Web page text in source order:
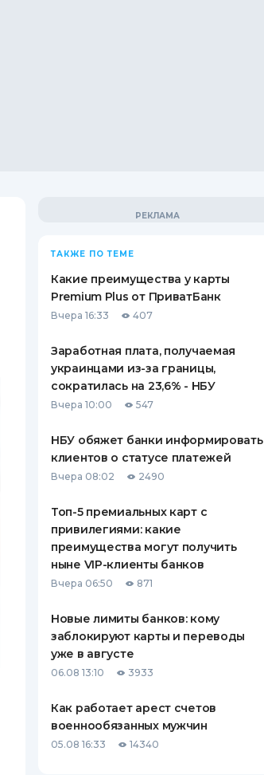
ТАКЖЕ ПО ТЕМЕ
Какие преимущества у карты
Premium Plus от ПриватБанк
Вчера 16:33 407
Заработная плата, получаемая
украинцами из-за границы,
сократилась на 23,6% - НБУ
Вчера 10:00 547
НБУ обяжет банки информировать
клиентов о статусе платежей
Вчера 08:02 2490
Топ-5 премиальных карт с
привилегиями: какие
преимущества могут получить
ныне VIP-клиенты банков
Вчера 06:50 871
Новые лимиты банков: кому
заблокируют карты и переводы
уже в августе
06.08 13:10 3933
Как работает арест счетов
военнообязанных мужчин
05.08 16:33 14340